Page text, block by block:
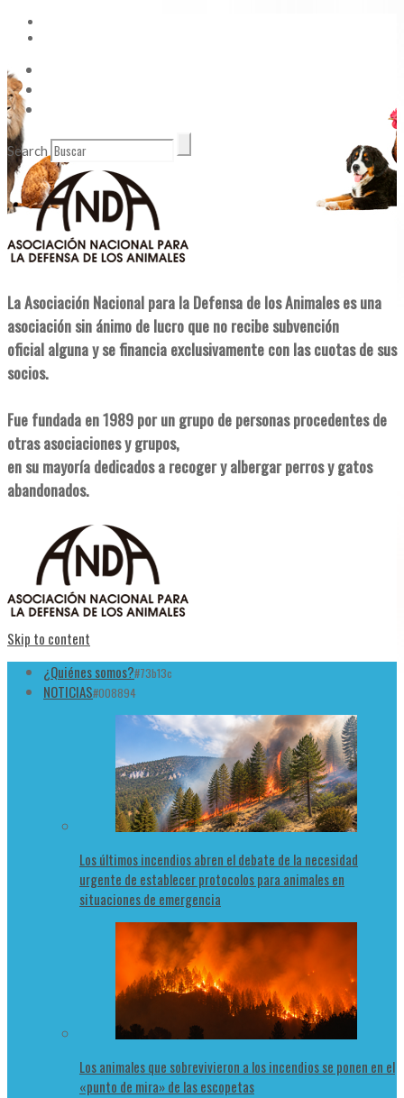
Search
La Asociación Nacional para la Defensa de los Animales es una
asociación sin ánimo de lucro que no recibe subvención
oficial alguna y se financia exclusivamente con las cuotas de sus
socios.
Fue fundada en 1989 por un grupo de personas procedentes de
otras asociaciones y grupos,
en su mayoría dedicados a recoger y albergar perros y gatos
abandonados.
Skip to content
¿Quiénes somos?#73b13c
NOTICIAS#008894
Los últimos incendios abren el debate de la necesidad
urgente de establecer protocolos para animales en
situaciones de emergencia
Los animales que sobrevivieron a los incendios se ponen en el
«punto de mira» de las escopetas